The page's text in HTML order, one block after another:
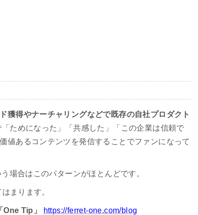
獲得やナーチャリングなどで既存の自社プロダクト
ためになった」「共感した」「この企業は信頼で
値あるコンテンツを発信することでファンになって
場合はこのパターンがほとんどです。
まります。
Tip」 https://ferret-one.com/blog